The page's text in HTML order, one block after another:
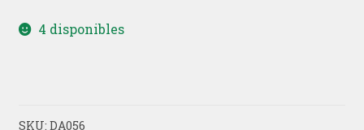
4 disponibles
SKU: DA056